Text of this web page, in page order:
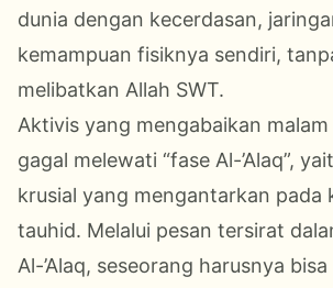
dunia dengan kecerdasan,
kemampuan fisiknya sendiri,
melibatkan Allah SWT.
Aktivis yang mengabaikan
gagal melewati “fase Al-’Alaq”,
krusial yang mengantarkan pada
tauhid. Melalui pesan tersirat
Al-’Alaq, seseorang harusnya